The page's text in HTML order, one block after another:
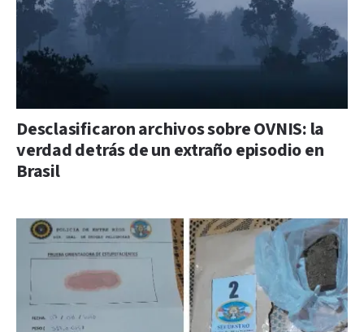
Desclasificaron archivos sobre OVNIS: la
verdad detrás de un extraño episodio en
Brasil